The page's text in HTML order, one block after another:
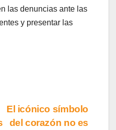
las denuncias ante las
y presentar las
El icónico símbolo
del corazón no es